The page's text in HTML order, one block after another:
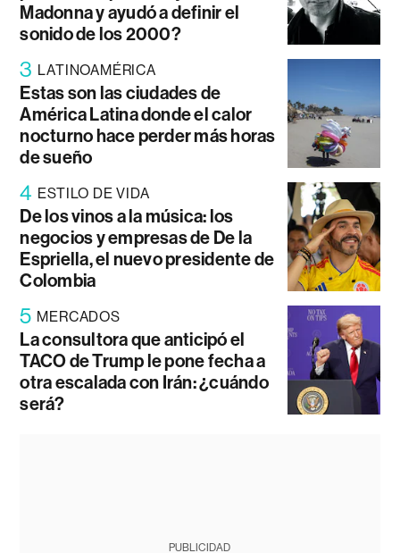
Madonna y ayudó a definir el
sonido de los 2000?
3 LATINOAMÉRICA
Estas son las ciudades de
América Latina donde el calor
nocturno hace perder más horas
de sueño
4 ESTILO DE VIDA
De los vinos a la música: los
negocios y empresas de De la
Espriella, el nuevo presidente de
Colombia
5 MERCADOS
La consultora que anticipó el
TACO de Trump le pone fecha a
otra escalada con Irán: ¿cuándo
será?
PUBLICIDAD